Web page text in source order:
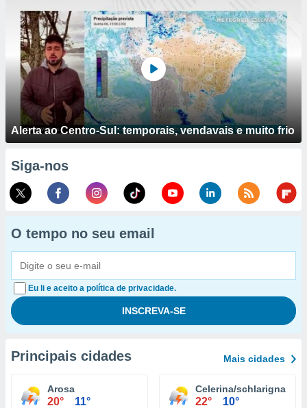
Alerta ao Centro-Sul: temporais, vendavais e muito frio
Siga-nos
O tempo no seu email
Eu li e aceito a política de privacidade.
Principais cidades Mais cidades
Arosa
20° 11°
Celerina/schlarigna
22° 10°